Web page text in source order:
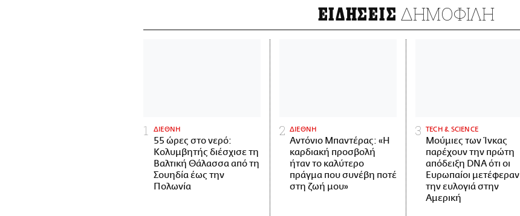
ΕΙΔΗΣΕΙΣ ΔΗΜΟΦΙΛΗ
ΔΙΕΘΝΗ
55 ώρες στο νερό:
Κολυμβητής διέσχισε τη
Βαλτική Θάλασσα από τη
Σουηδία έως την
Πολωνία
ΔΙΕΘΝΗ
Αντόνιο Μπαντέρας: «Η
καρδιακή προσβολή
ήταν το καλύτερο
πράγμα που συνέβη ποτέ
στη ζωή μου»
ΤECH & SCIENCE
Μούμιες των Ίνκας
παρέχουν την πρώτη
απόδειξη DNA ότι οι
Ευρωπαίοι μετέφεραν
την ευλογιά στην
Αμερική